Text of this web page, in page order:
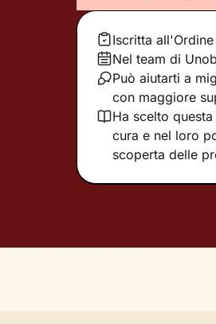
Iscritta
Nel team di
Può aiutarti a
con maggiore
Ha scelto
cura e nel loro
scoperta delle